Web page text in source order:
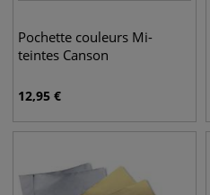
Pochette couleurs Mi-
teintes Canson
12,95 €